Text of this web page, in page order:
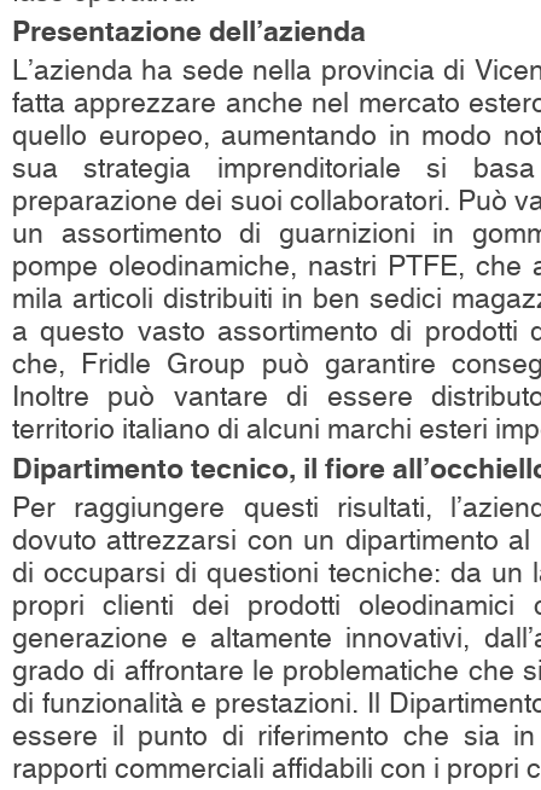
Presentazione dell’azienda
L’azienda ha sede nella provincia di
fatta apprezzare anche nel mercato
quello europeo, aumentando in modo
sua strategia imprenditoriale si
preparazione dei suoi collaboratori. Può
un assortimento di guarnizioni in
pompe oleodinamiche, nastri PTFE, che
mila articoli distribuiti in ben sedici
a questo vasto assortimento di prodotti
che, Fridle Group può garantire
Inoltre può vantare di essere
territorio italiano di alcuni marchi esteri
Dipartimento tecnico, il fiore
Per raggiungere questi risultati,
dovuto attrezzarsi con un dipartimento
di occuparsi di questioni tecniche: da un
propri clienti dei prodotti oleodinamici
generazione e altamente innovativi,
grado di affrontare le problematiche che
di funzionalità e prestazioni. Il
essere il punto di riferimento che sia
rapporti commerciali affidabili con i propri